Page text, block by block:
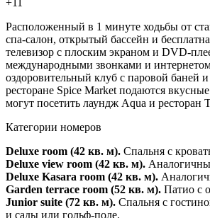
Расположенный в 1 минуте ходьбы от
спа-салон, открытый бассейн и
телевизор с плоским экраном и DVD-
международными звонками и
оздоровительный клуб с паровой баней
ресторане Spice Market подаются
могут посетить лаундж Aqua и ресторан
Категории номеров
Deluxe room (42 кв. м). Спальня с
Deluxe view room (42 кв. м).
Deluxe Kasara room (42 кв. м).
Garden terrace room (52 кв. м). Патио с
Junior suite (72 кв. м). Спальня с
и сады или гольф-поле.